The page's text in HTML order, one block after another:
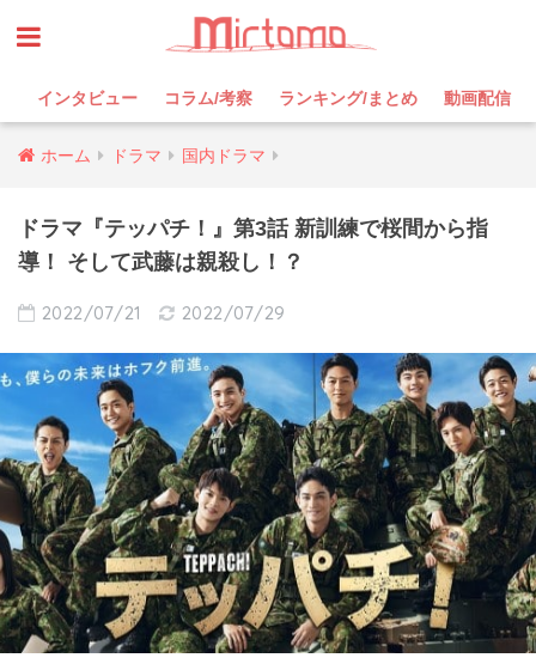
インタビュー コラム/考察 ランキング/まとめ 動画配信
ホーム ドラマ 国内ドラマ
ドラマ『テッパチ！』第3話 新訓練で桜間から指
導！ そして武藤は親殺し！？
2022/07/21 2022/07/29